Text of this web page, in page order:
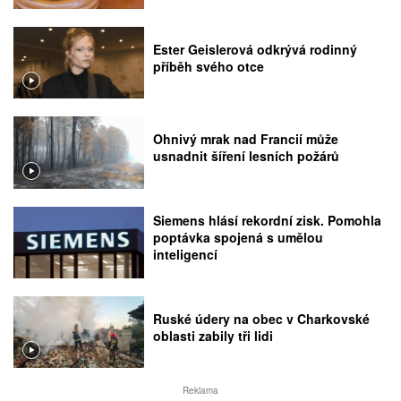
Ester Geislerová odkrývá rodinný
příběh svého otce
Ohnivý mrak nad Francií může
usnadnit šíření lesních požárů
Siemens hlásí rekordní zisk. Pomohla
poptávka spojená s umělou
inteligencí
Ruské údery na obec v Charkovské
oblasti zabily tři lidi
Reklama